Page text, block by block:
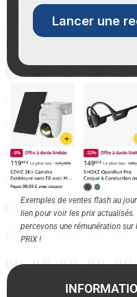
Exemples de ventes flash au
lien pour voir les prix
percevons une rémunération sur
PRIX !